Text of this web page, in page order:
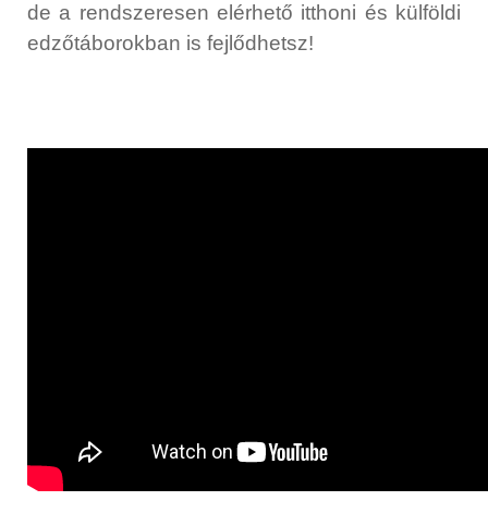
de a rendszeresen elérhető itthoni és külföldi
edzőtáborokban is fejlődhetsz!